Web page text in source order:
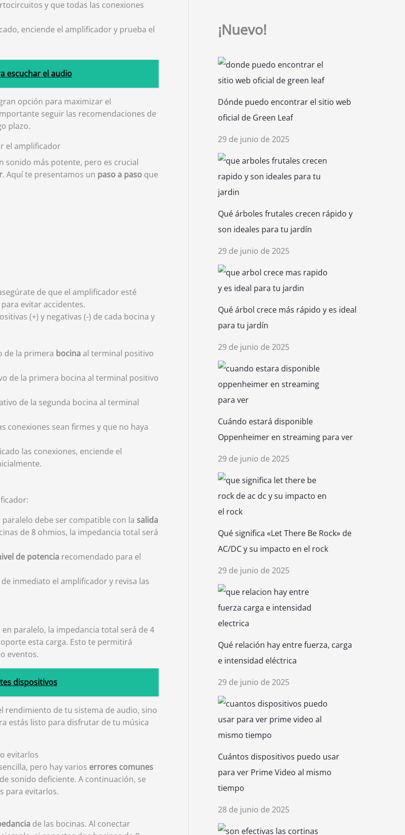
y que todas las conexiones
enciende el amplificador y prueba el
escuchar el audio
opción para maximizar el
seguir las recomendaciones de
plazo.
el amplificador
sonido más potente, pero es crucial
. Aquí te presentamos un paso a paso que
de que el amplificador esté
evitar accidentes.
(+) y negativas (-) de cada bocina y
de la primera bocinaal terminal positivo
de la primera bocina al terminal positivo
de la segunda bocina al terminal
conexiones sean firmes y que no haya
las conexiones, enciende el
debe ser compatible con la salida
de 8 ohmios, la impedancia total será
de potencia recomendado para el
inmediato el amplificador y revisa las
paralelo, la impedancia total será de 4
esta carga. Esto te permitirá
eventos.
dispositivos
rendimiento de tu sistema de audio, sino
estás listo para disfrutar de tu música
evitarlos
pero hay varios errores comunes
sonido deficiente. A continuación, se
para evitarlos.
de las bocinas. Al conectar
¡Nuevo!
Dónde puedo encontrar el sitio web
oficial de Green Leaf
29 de junio de 2025
Qué árboles frutales crecen rápido y
son ideales para tu jardín
29 de junio de 2025
Qué árbol crece más rápido y es ideal
para tu jardín
29 de junio de 2025
Cuándo estará disponible
Oppenheimer en streaming para ver
29 de junio de 2025
Qué significa «Let There Be Rock» de
AC/DC y su impacto en el rock
29 de junio de 2025
Qué relación hay entre fuerza, carga
e intensidad eléctrica
29 de junio de 2025
Cuántos dispositivos puedo usar
para ver Prime Video al mismo
tiempo
28 de junio de 2025